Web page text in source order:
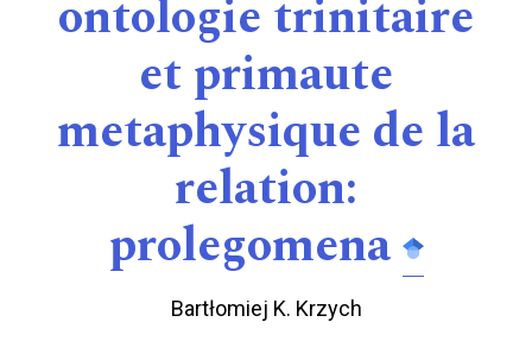
ontologie trinitaire
et primaute
metaphysique de la
relation:
prolegomena
Bartłomiej K. Krzych